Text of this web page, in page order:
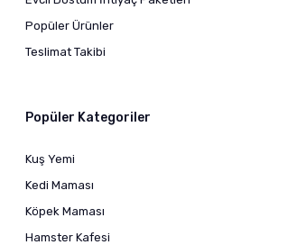
Popüler Ürünler
Teslimat Takibi
Popüler Kategoriler
Kuş Yemi
Kedi Maması
Köpek Maması
Hamster Kafesi